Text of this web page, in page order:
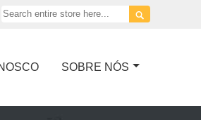

SOBRE NÓS